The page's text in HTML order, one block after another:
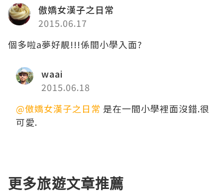
傲嬌女漢子之日常
2015.06.17
個多啦a夢好靚!!!係間小學入面?
waai
2015.06.18
@傲嬌女漢子之日常 是在一間小學裡面沒錯.很
可愛.
更多旅遊文章推薦